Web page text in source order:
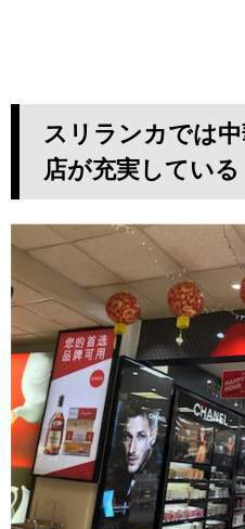
スリランカでは
店が充実している